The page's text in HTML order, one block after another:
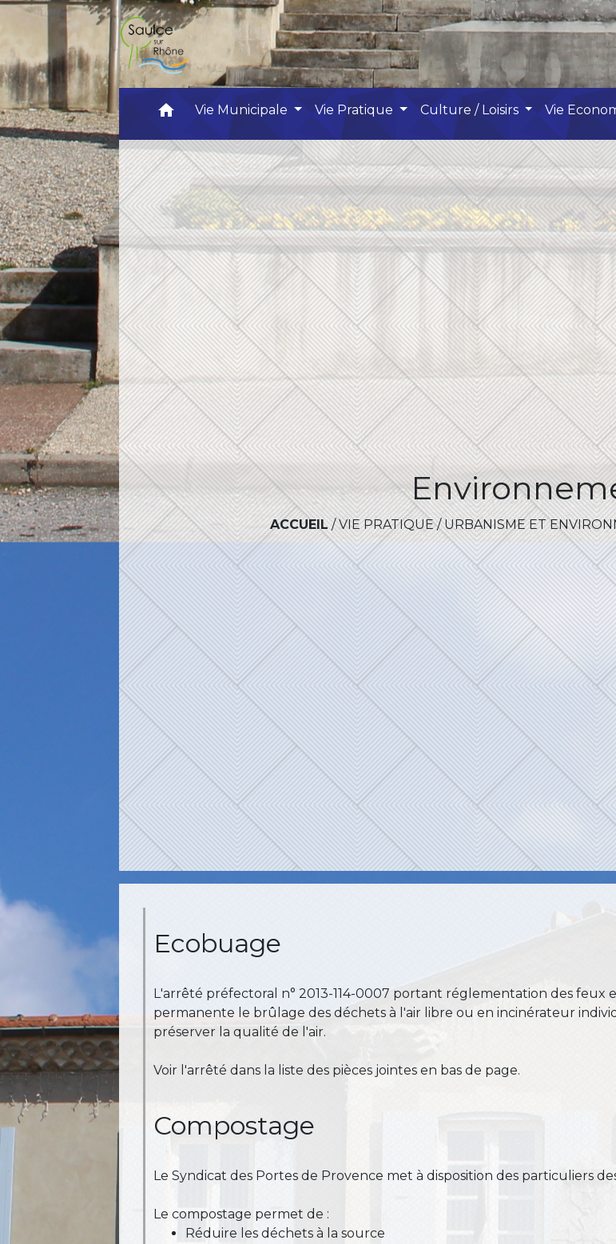
home Vie Municipale Vie Pratique Culture / Loisirs Vie
ACCUEIL/VIE PRATIQUE/URBANISME ET
Ecobuage
L'arrêté préfectoral n° 2013-114-0007 portant réglementation des feux
permanente le brûlage des déchets à l'air libre ou en incinérateur
préserver la qualité de l'air.
Voir l'arrêté dans la liste des pièces jointes en bas de page.
Compostage
Le Syndicat des Portes de Provence met à disposition des particuliers
Le compostage permet de :
Réduire les déchets à la source